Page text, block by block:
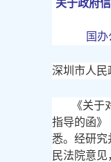
关于政府
国
深圳市人民
《关
指导的函》
悉。经研究
民法院意见